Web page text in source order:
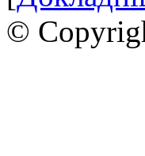
©